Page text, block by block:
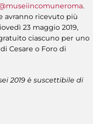
.
avranno ricevuto più
23 maggio 2019,
ciascuno per uno
di Cesare o Foro di
2019 è suscettibile di